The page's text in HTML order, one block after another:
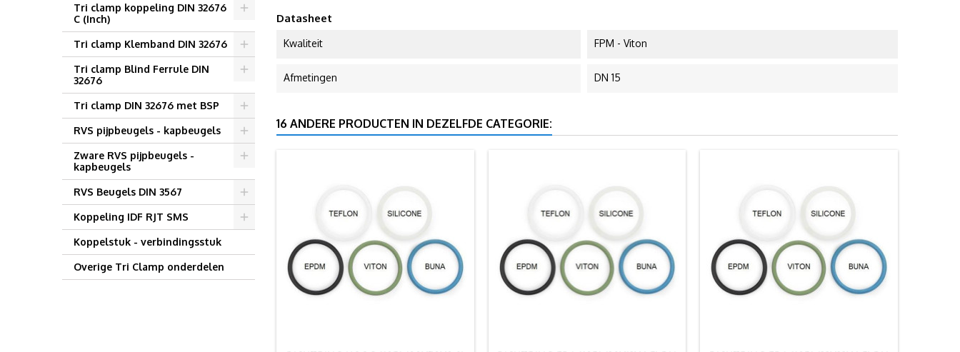
Tri clamp koppeling DIN 32676
C (Inch)
Tri clamp Klemband DIN 32676
Tri clamp Blind Ferrule DIN
32676
Tri clamp DIN 32676 met BSP
RVS pijpbeugels - kapbeugels
Zware RVS pijpbeugels -
kapbeugels
RVS Beugels DIN 3567
Koppeling IDF RJT SMS
Koppelstuk - verbindingsstuk
Overige Tri Clamp onderdelen
Datasheet
Kwaliteit FPM - Viton
Afmetingen DN 15
16 ANDERE PRODUCTEN IN DEZELFDE CATEGORIE: